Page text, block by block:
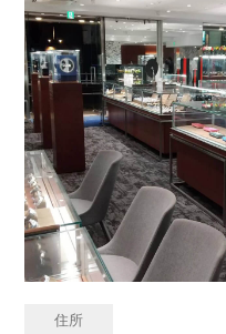
住所